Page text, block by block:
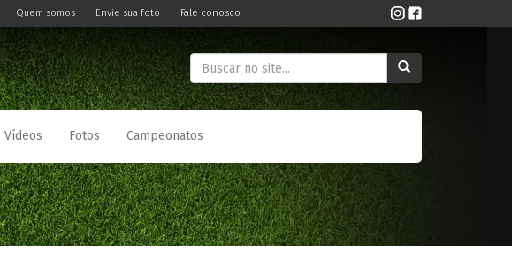
Quem somos Envie sua foto Fale conosco
Vídeos Fotos Campeonatos